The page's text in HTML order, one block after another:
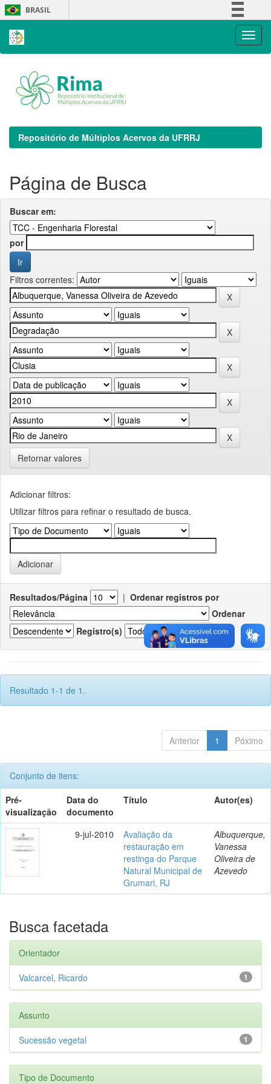
Skip
navigation
BRASIL
Repositório de Múltiplos Acervos da UFRRJ
Página de Busca
Buscar em:
por
Filtros correntes:
Retornar valores
Adicionar filtros:
Utilizar filtros para refinar o resultado de busca.
Resultados/Página | Ordenar registros por
Ordenar
Registro(s)
Resultado 1-1 de 1.
Anterior 1 Póximo
Conjunto de itens:
Pré-
visualização
Data do
documento
Título Autor(es)
9-jul-2010
Avaliação da
restauração em
restinga do Parque
Natural Municipal de
Grumari, RJ
Albuquerque,
Vanessa
Oliveira de
Azevedo
Busca facetada
Orientador
1
Valcarcel, Ricardo
Assunto
1
Sucessão vegetal
Tipo de Documento